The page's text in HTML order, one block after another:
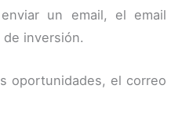
un email, el email
inversión.
oportunidades, el correo